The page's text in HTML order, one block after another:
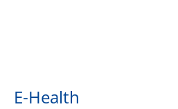
E-Health